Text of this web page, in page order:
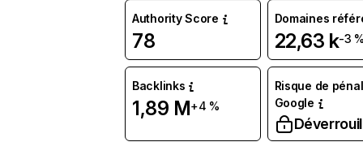
Authority Score
78
Domaines
22,63 k-3
Backlinks
1,89 M+4 %
Risque de
Google